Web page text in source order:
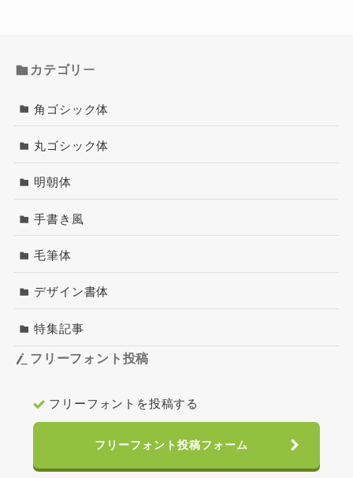
カテゴリ ー
角ゴシック体
丸ゴシック体
明朝体
手書き風
毛筆体
デザイン書体
特集記事
フリーフォント投稿
フリーフォントを投稿する
フリーフォント投稿フォーム